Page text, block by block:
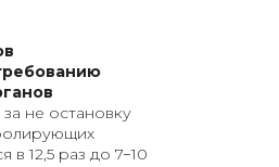
не остановку
в 12,5 раз до 7−10